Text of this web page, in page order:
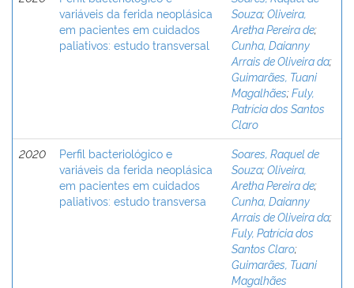
variáveis da ferida neoplásica
em pacientes em cuidados
paliativos: estudo transversal
Souza;Oliveira,
Aretha Pereira de;
Cunha, Daianny
Arrais de Oliveira da;
Guimarães, Tuani
Magalhães;Fuly,
Patrícia dos Santos
Claro
2020
Perfil bacteriológico e
variáveis da ferida neoplásica
em pacientes em cuidados
paliativos: estudo transversa
Soares, Raquel de
Souza;Oliveira,
Aretha Pereira de;
Cunha, Daianny
Arrais de Oliveira da;
Fuly, Patrícia dos
Santos Claro;
Guimarães, Tuani
Magalhães